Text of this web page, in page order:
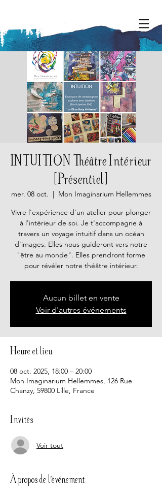
INTUITION Théâtre Intérieur
[Présentiel]
mer. 08 oct.
  |
Mon Imaginarium Hellemmes
Vivre l'expérience d'un atelier pour plonger
à l'intérieur de soi. Je t'accompagne à
travers un voyage intuitif dans un océan
d'images. Elles nous guideront vers notre
"être au monde". Elles prendront forme
pour révéler notre théâtre intérieur.
Aucun billet en vente
Voir d'autres événements
Heure et lieu
08 oct. 2025, 18:00 – 20:00
Mon Imaginarium Hellemmes, 126 Rue
Chanzy, 59800 Lille, France
Invités
Voir tout
À propos de l'événement